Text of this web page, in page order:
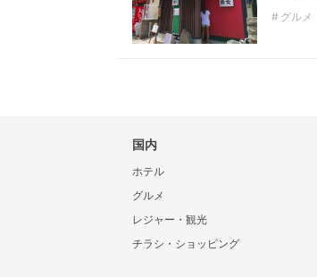
グルメ
国内
ホテル
グルメ
レジャー・観光
チラシ・ショッピング